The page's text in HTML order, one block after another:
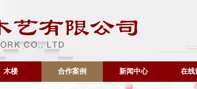
木楼 合作案例 新闻中心 在线